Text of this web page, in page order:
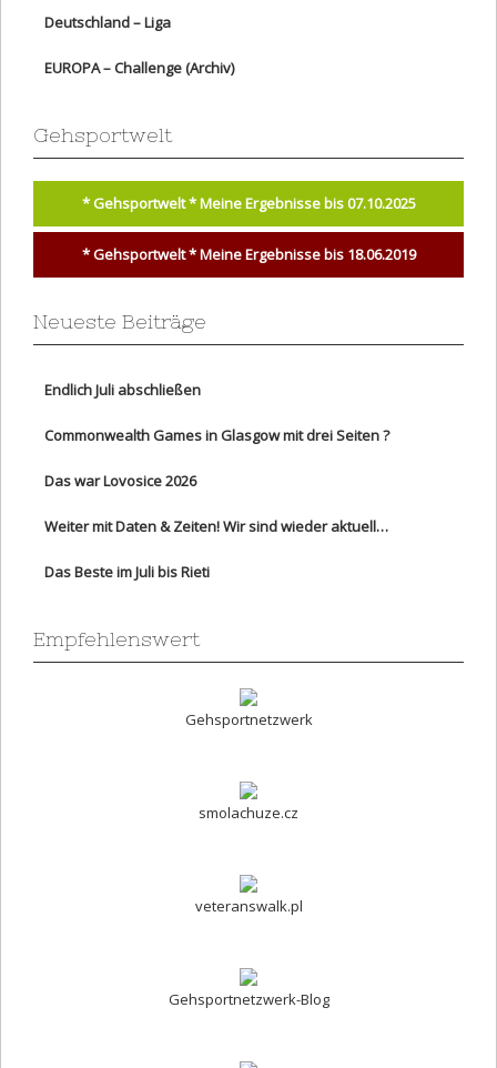
Deutschland – Liga
EUROPA – Challenge (Archiv)
Gehsportwelt
* Gehsportwelt * Meine Ergebnisse bis 07.10.2025
* Gehsportwelt * Meine Ergebnisse bis 18.06.2019
Neueste Beiträge
Endlich Juli abschließen
Commonwealth Games in Glasgow mit drei Seiten ?
Das war Lovosice 2026
Weiter mit Daten & Zeiten! Wir sind wieder aktuell…
Das Beste im Juli bis Rieti
Empfehlenswert
Gehsportnetzwerk
smolachuze.cz
veteranswalk.pl
Gehsportnetzwerk-Blog